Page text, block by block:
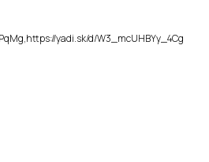
yadi.sk/d/W3_mcUHBYy_4Cg